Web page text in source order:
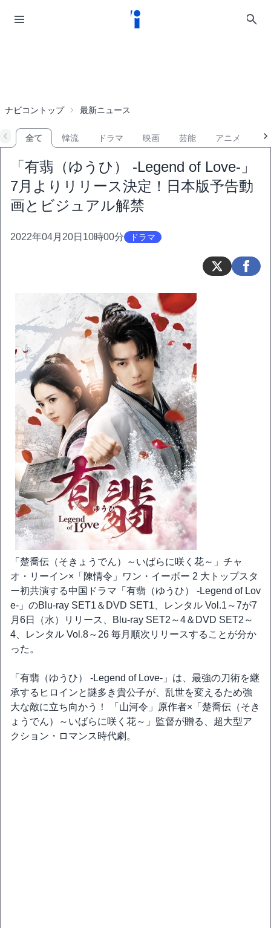
ナビコントップ 最新ニュース
全て 韓流 ドラマ 映画 芸能 アニメ
「有翡（ゆうひ） -Legend of Love-」
7月よりリリース決定！日本版予告動
画とビジュアル解禁
2022年04月20日10時00分 ドラマ
「楚喬伝（そきょうでん）～いばらに咲く花～」チャ
オ・リーイン×「陳情令」ワン・イーボー 2 大トップスタ
ー初共演する中国ドラマ「有翡（ゆうひ） -Legend of Lov
e-」のBlu-ray SET1＆DVD SET1、レンタル Vol.1～7が7
月6日（水）リリース、Blu-ray SET2～4＆DVD SET2～
4、レンタル Vol.8～26 毎月順次リリースすることが分か
った。
「有翡（ゆうひ） -Legend of Love-」は、最強の刀術を継
承するヒロインと謎多き貴公子が、乱世を変えるため強
大な敵に立ち向かう！ 「山河令」原作者×「楚喬伝（そき
ょうでん）～いばらに咲く花～」監督が贈る、超大型ア
クション・ロマンス時代劇。